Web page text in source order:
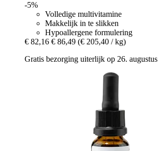
-5%
Volledige multivitamine
Makkelijk in te slikken
Hypoallergene formulering
€ 82,16 € 86,49 (€ 205,40 / kg)
Gratis bezorging uiterlijk op 26. augustus